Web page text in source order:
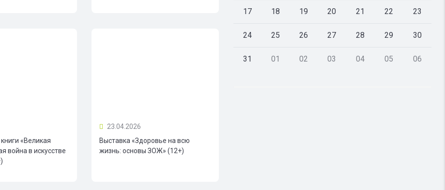
«Великая
война в искусстве
23.04.2026
Выставка «Здоровье на всю
жизнь: основы ЗОЖ» (12+)
17 18 19 20 21 22 23
24 25 26 27 28 29 30
31 01 02 03 04 05 06